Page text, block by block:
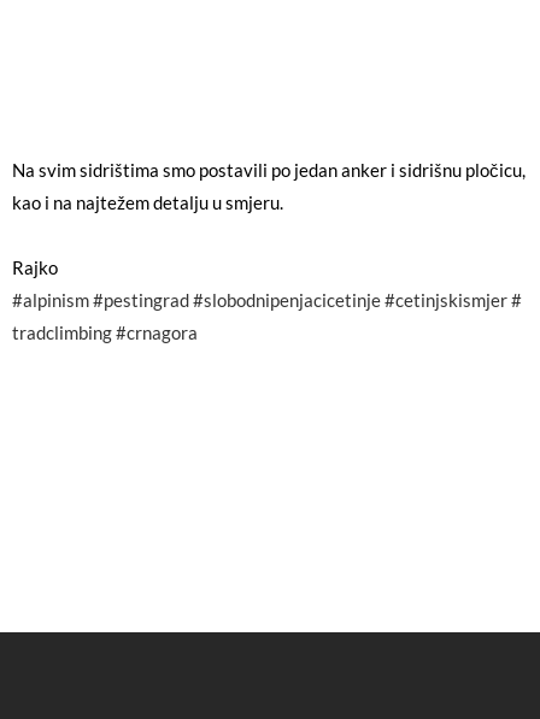
Na svim sidrištima smo postavili po jedan anker i sidrišnu pločicu,
kao i na najtežem detalju u smjeru.
Rajko
#alpinism#pestingrad#slobodnipenjacicetinje#cetinjskismjer#
tradclimbing#crnagora